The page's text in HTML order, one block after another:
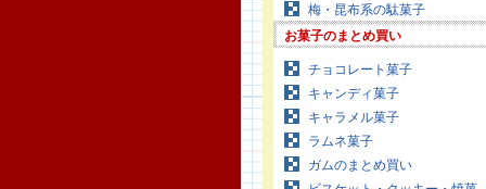
梅・昆布系の駄菓子
お菓子のまとめ買い
チョコレート菓子
キャンディ菓子
キャラメル菓子
ラムネ菓子
ガムのまとめ買い